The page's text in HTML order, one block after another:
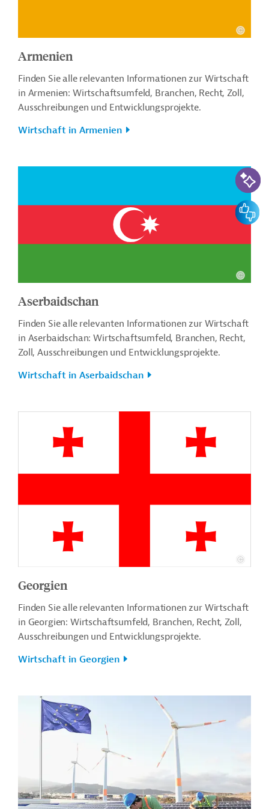
Armenien
Finden Sie alle relevanten Informationen zur Wirtschaft
in Armenien: Wirtschaftsumfeld, Branchen, Recht, Zoll,
Ausschreibungen und Entwicklungsprojekte.
Wirtschaft in Armenien
Aserbaidschan
Finden Sie alle relevanten Informationen zur Wirtschaft
in Aserbaidschan: Wirtschaftsumfeld, Branchen, Recht,
Zoll, Ausschreibungen und Entwicklungsprojekte.
Wirtschaft in Aserbaidschan
Georgien
Finden Sie alle relevanten Informationen zur Wirtschaft
in Georgien: Wirtschaftsumfeld, Branchen, Recht, Zoll,
Ausschreibungen und Entwicklungsprojekte.
Wirtschaft in Georgien
KI-